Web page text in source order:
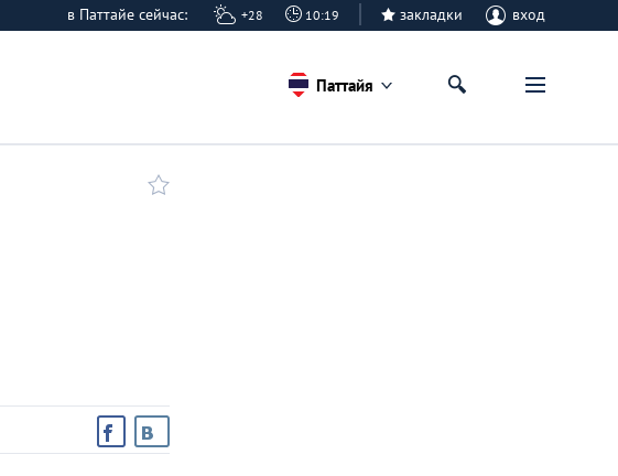
в Паттайе сейчас: +28 10:19 закладки вход
Паттайя